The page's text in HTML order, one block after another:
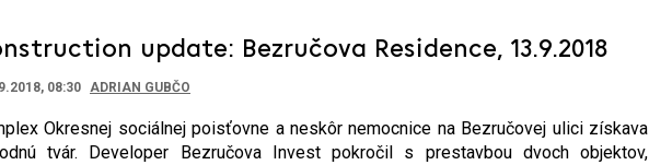
update: Bezručova Residence, 13.9.2018
08:30 ADRIAN GUBČO
Okresnej sociálnej poisťovne a neskôr nemocnice na Bezručovej ulici získava
tvár. Developer Bezručova Invest pokročil s prestavbou dvoch objektov,